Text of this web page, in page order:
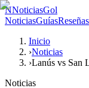
NNoticiasGol
NoticiasGuíasReseñas
Inicio
›Noticias
›Lanús vs San
Noticias